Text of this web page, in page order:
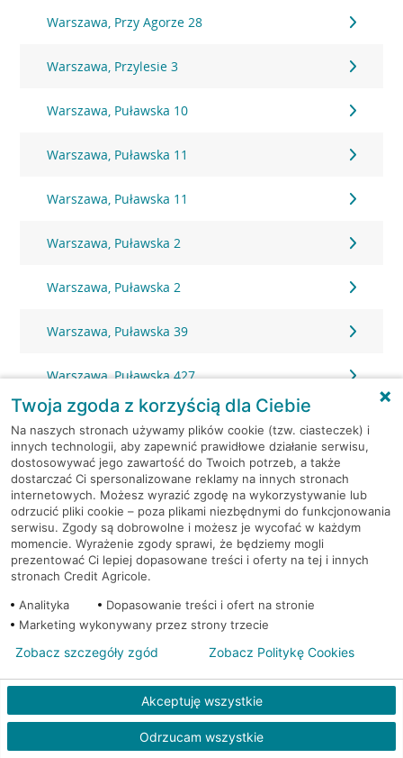
Warszawa, Przy Agorze 28
Warszawa, Przylesie 3
Warszawa, Puławska 10
Warszawa, Puławska 11
Warszawa, Puławska 11
Warszawa, Puławska 2
Warszawa, Puławska 2
Warszawa, Puławska 39
Warszawa, Puławska 427
Warszawa, Puławska 73/75
Warszawa, Racławicka 125
Warszawa, Rembielińska 7
Warszawa, Rondo Daszyńskiego 2
Warszawa, Rondo Daszyńskiego 2
Warszawa, Rondo Ignacego Daszyńskiego 2a
Warszawa, Rondo Ignacego Daszyńskiego 2a
Twoja zgoda z korzyścią dla Ciebie
Na naszych stronach używamy plików cookie (tzw. ciasteczek) i
innych technologii, aby zapewnić prawidłowe działanie serwisu,
dostosowywać jego zawartość do Twoich potrzeb, a także
dostarczać Ci spersonalizowane reklamy na innych stronach
internetowych. Możesz wyrazić zgodę na wykorzystywanie lub
odrzucić pliki cookie – poza plikami niezbędnymi do funkcjonowania
serwisu. Zgody są dobrowolne i możesz je wycofać w każdym
momencie. Wyrażenie zgody sprawi, że będziemy mogli
prezentować Ci lepiej dopasowane treści i oferty na tej i innych
stronach Credit Agricole.
Analityka
Dopasowanie treści i ofert na stronie
Marketing wykonywany przez strony trzecie
Akceptuję wszystkie
Odrzucam wszystkie
Zobacz szczegóły zgód Zobacz Politykę Cookies